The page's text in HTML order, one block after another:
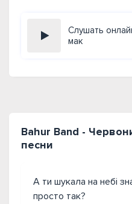
Слушать
мак
Bahur Band -
песни
А ти шукала на небі
просто так?